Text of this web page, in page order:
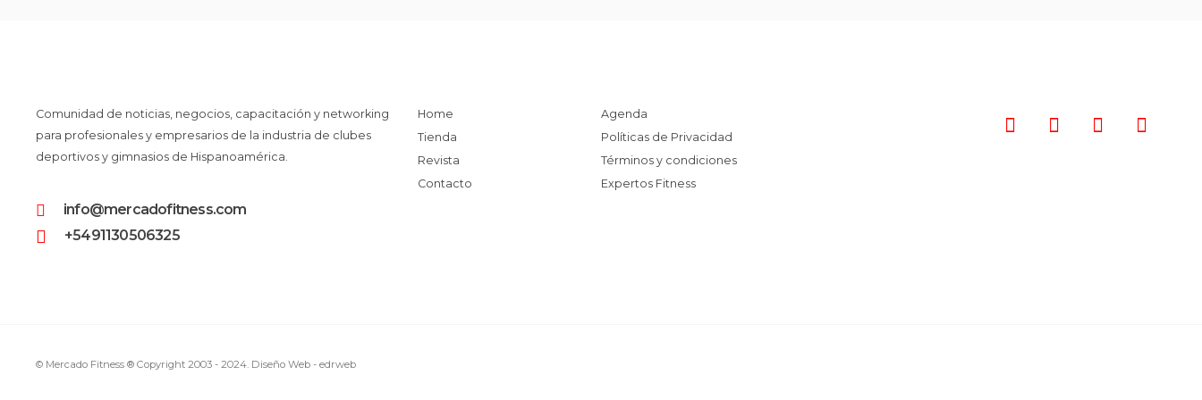
Comunidad de noticias, negocios, capacitación y networking
para profesionales y empresarios de la industria de clubes
deportivos y gimnasios de Hispanoamérica.
info@mercadofitness.com
+5491130506325
Home
Tienda
Revista
Contacto
Agenda
Políticas de Privacidad
Términos y condiciones
Expertos Fitness
© Mercado Fitness ® Copyright 2003 - 2024. Diseño Web - edrweb